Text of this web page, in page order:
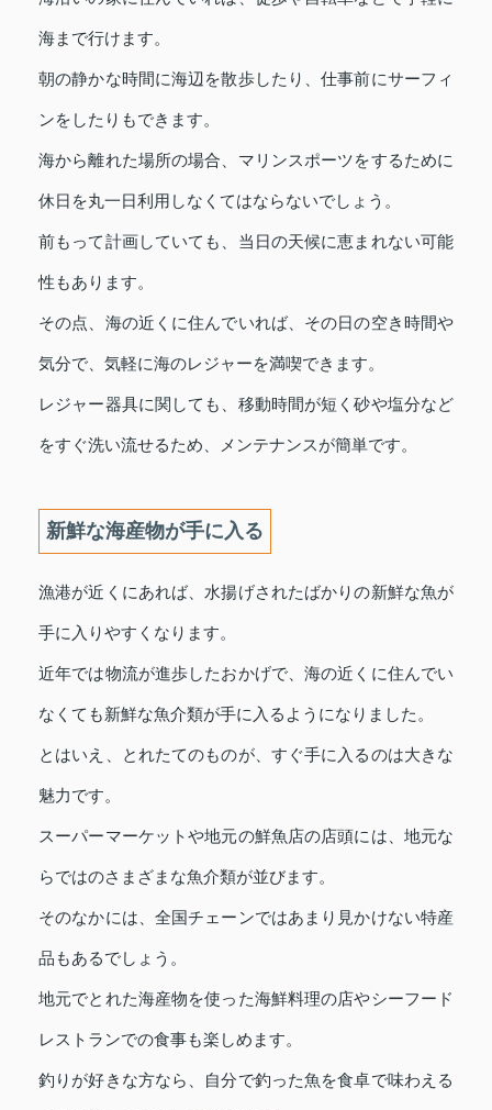
海まで行けます。
朝の静かな時間に海辺を散歩したり、仕事前にサーフィ
ンをしたりもできます。
海から離れた場所の場合、マリンスポーツをするために
休日を丸一日利用しなくてはならないでしょう。
前もって計画していても、当日の天候に恵まれない可能
性もあります。
その点、海の近くに住んでいれば、その日の空き時間や
気分で、気軽に海のレジャーを満喫できます。
レジャー器具に関しても、移動時間が短く砂や塩分など
をすぐ洗い流せるため、メンテナンスが簡単です。
新鮮な海産物が手に入る
漁港が近くにあれば、水揚げされたばかりの新鮮な魚が
手に入りやすくなります。
近年では物流が進歩したおかげで、海の近くに住んでい
なくても新鮮な魚介類が手に入るようになりました。
とはいえ、とれたてのものが、すぐ手に入るのは大きな
魅力です。
スーパーマーケットや地元の鮮魚店の店頭には、地元な
らではのさまざまな魚介類が並びます。
そのなかには、全国チェーンではあまり見かけない特産
品もあるでしょう。
地元でとれた海産物を使った海鮮料理の店やシーフード
レストランでの食事も楽しめます。
釣りが好きな方なら、自分で釣った魚を食卓で味わえる